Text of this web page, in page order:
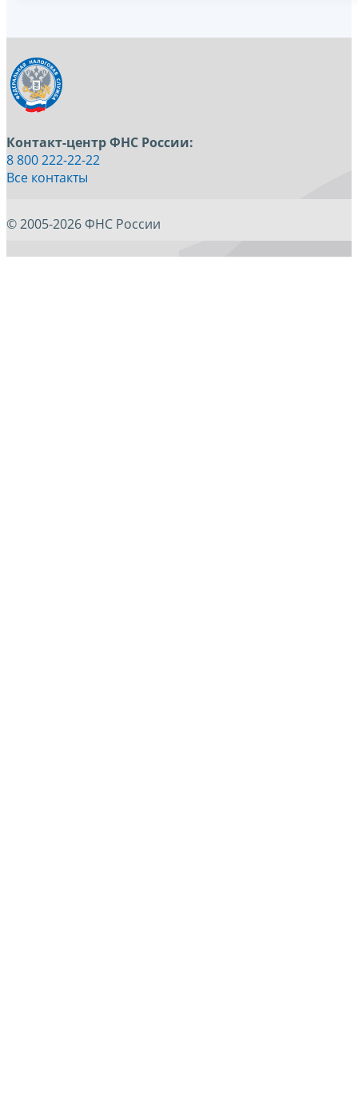
Контакт-центр ФНС России:
8 800 222-22-22
Все контакты
© 2005-2026 ФНС России